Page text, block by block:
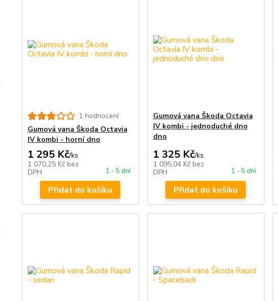
1 hodnocení
Gumová vana Škoda Octavia
IV kombi - horní dno
1 295 Kč/ks
1 070,25 Kč bez
DPH
1 - 5 dní
Přidat do košíku
Gumová vana Škoda Octavia
IV kombi - jednoduché dno
dno
1 325 Kč/ks
1 095,04 Kč bez
DPH
1 - 5 dní
Přidat do košíku